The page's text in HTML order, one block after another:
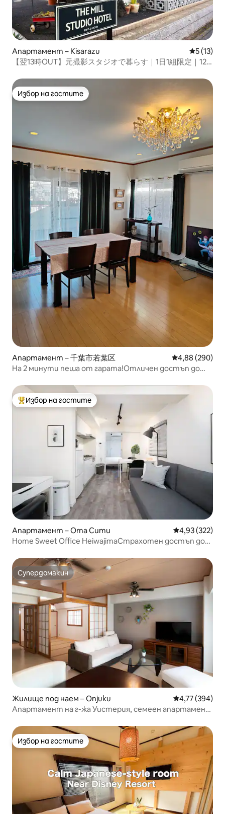
Апартамент – Kisarazu Средна
5 (13)
【翌13時OUT】元撮影スタジオで暮らす｜1日1組限定｜124
Избор на гостите
Избор на гостите
Апартамент – 千葉市若葉区 Средна
4,88 (290)
На 2 минути пеша от гарата!Отличен достъп до
Най-популярен избор на гостите
Избор на гостите
Апартамент – Ота Сити Средна
4,93 (322)
Home Sweet Office Heiwajima️Страхотен достъп до
Супердомакин
Супердомакин
Жилище под наем – Onjuku Средна
4,77 (394)
Апартамент на г-жа Уистерия, семеен апартамент
Избор на гостите
Избор на гостите